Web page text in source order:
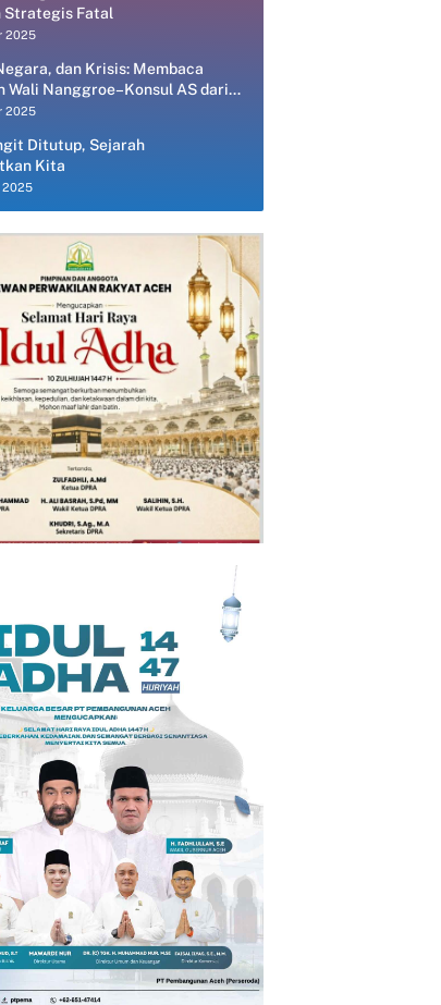
Strategis Fatal
2025
dan Krisis: Membaca
Wali Nanggroe–Konsul AS dari
Politik
2025
Ditutup, Sejarah
Kita
2025